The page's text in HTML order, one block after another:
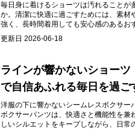
毎日身に着けるショーツは汚れることが
か。清潔に快適に過ごすためには、素材
強く、長時間着用しても安心感のあるお
更新日 2026-06-18
ラインが響かないショー
で自信あふれる毎日を過ご
洋服の下に響かないシームレスボクサー
ボクサーパンツは、快適さと機能性を
しいシルエットをキープしながら、日